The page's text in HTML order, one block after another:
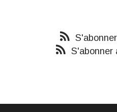
S'abonner